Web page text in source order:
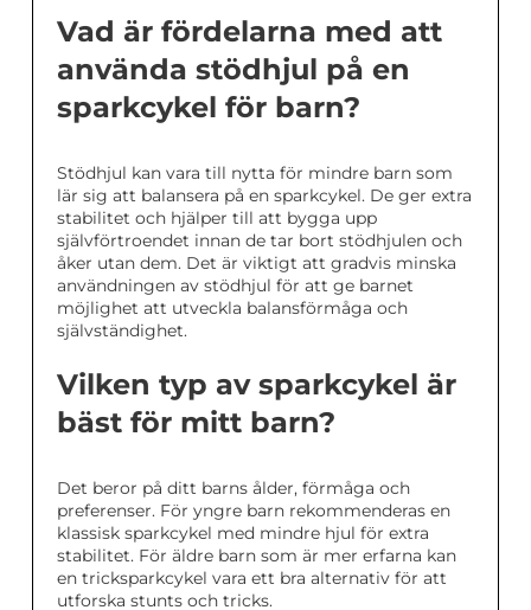
Vad är fördelarna med att
använda stödhjul på en
sparkcykel för barn?
Stödhjul kan vara till nytta för mindre barn som
lär sig att balansera på en sparkcykel. De ger extra
stabilitet och hjälper till att bygga upp
självförtroendet innan de tar bort stödhjulen och
åker utan dem. Det är viktigt att gradvis minska
användningen av stödhjul för att ge barnet
möjlighet att utveckla balansförmåga och
självständighet.
Vilken typ av sparkcykel är
bäst för mitt barn?
Det beror på ditt barns ålder, förmåga och
preferenser. För yngre barn rekommenderas en
klassisk sparkcykel med mindre hjul för extra
stabilitet. För äldre barn som är mer erfarna kan
en tricksparkcykel vara ett bra alternativ för att
utforska stunts och tricks.